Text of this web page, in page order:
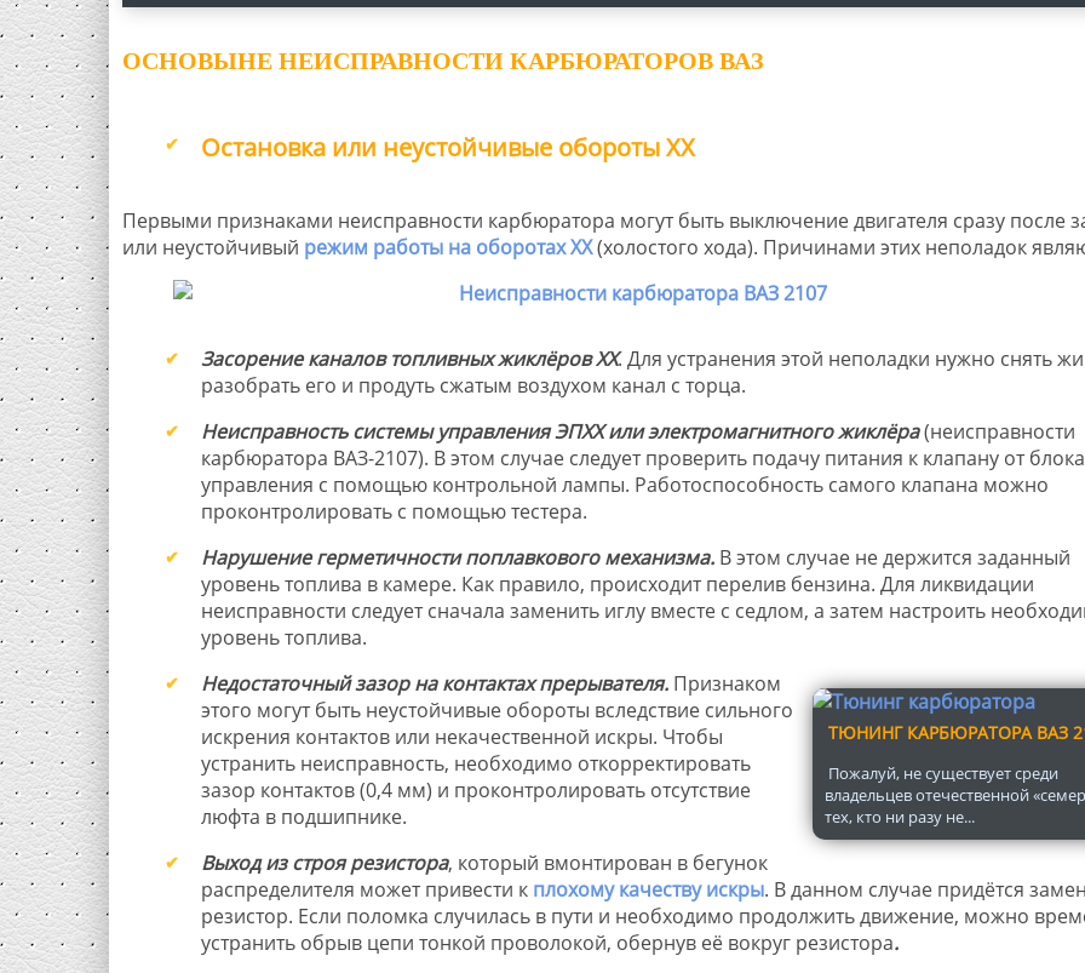
ОСНОВЫНЕ НЕИСПРАВНОСТИ КАРБЮРАТОРОВ ВАЗ
Остановка или неустойчивые обороты ХХ
Первыми признаками неисправности карбюратора могут быть выключение двигателя сразу после
или неустойчивый режим работы на оборотах ХХ(холостого хода). Причинами этих неполадок
Засорение каналов топливных жиклёров ХХ. Для устранения этой неполадки нужно снять
разобрать его и продуть сжатым воздухом канал с торца.
Неисправность системы управления ЭПХХ или электромагнитного жиклёра(неисправности
карбюратора ВАЗ-2107). В этом случае следует проверить подачу питания к клапану от блока
управления с помощью контрольной лампы. Работоспособность самого клапана можно
проконтролировать с помощью тестера.
Нарушение герметичности поплавкового механизма. В этом случае не держится заданный
уровень топлива в камере. Как правило, происходит перелив бензина. Для ликвидации
неисправности следует сначала заменить иглу вместе с седлом, а затем настроить
уровень топлива.
ТЮНИНГ КАРБЮРАТОРА ВАЗ
Пожалуй, не существует среди
владельцев отечественной
тех, кто ни разу не...
Недостаточный зазор на контактах прерывателя. Признаком
этого могут быть неустойчивые обороты вследствие сильного
искрения контактов или некачественной искры. Чтобы
устранить неисправность, необходимо откорректировать
зазор контактов (0,4 мм) и проконтролировать отсутствие
люфта в подшипнике.
Выход из строя резистора, который вмонтирован в бегунок
распределителя может привести к плохому качеству искры. В данном случае придётся
резистор. Если поломка случилась в пути и необходимо продолжить движение, можно
устранить обрыв цепи тонкой проволокой, обернув её вокруг резистора.